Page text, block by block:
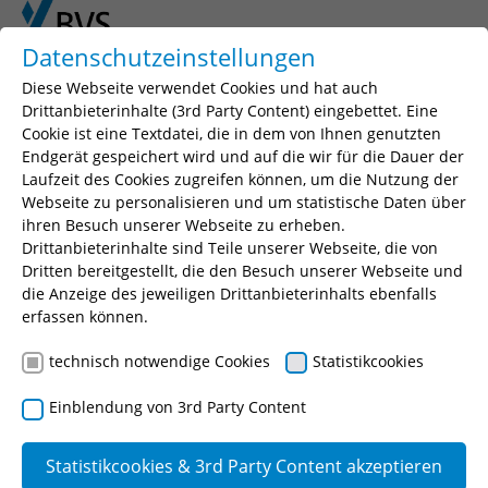
Skip to main content
Skip to page footer
You are here:
BVS
Fortbildung
Berufsbegleitende Weiterbildungen
Baurecht, Bauhof, Gebäudemanagement
Bauleitplanung
Datenschutzeinstellungen
Diese Webseite verwendet Cookies und hat auch
Drittanbieterinhalte (3rd Party Content) eingebettet. Eine
Cookie ist eine Textdatei, die in dem von Ihnen genutzten
Endgerät gespeichert wird und auf die wir für die Dauer der
Laufzeit des Cookies zugreifen können, um die Nutzung der
Webseite zu personalisieren und um statistische Daten über
ihren Besuch unserer Webseite zu erheben.
Drittanbieterinhalte sind Teile unserer Webseite, die von
Dritten bereitgestellt, die den Besuch unserer Webseite und
die Anzeige des jeweiligen Drittanbieterinhalts ebenfalls
erfassen können.
technisch notwendige Cookies Statistikcookies
Einblendung von 3rd Party Content
Statistikcookies & 3rd Party Content akzeptieren